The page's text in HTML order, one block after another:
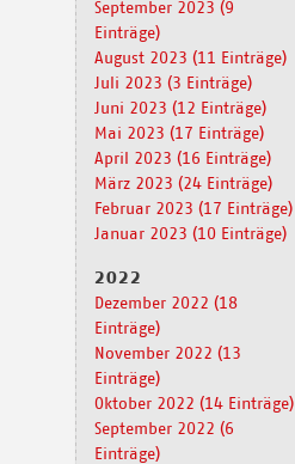
September 2023 (9
Einträge)
August 2023 (11 Einträge)
Juli 2023 (3 Einträge)
Juni 2023 (12 Einträge)
Mai 2023 (17 Einträge)
April 2023 (16 Einträge)
März 2023 (24 Einträge)
Februar 2023 (17 Einträge)
Januar 2023 (10 Einträge)
2022
Dezember 2022 (18
Einträge)
November 2022 (13
Einträge)
Oktober 2022 (14 Einträge)
September 2022 (6
Einträge)